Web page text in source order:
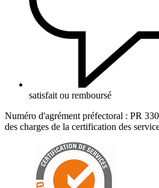
satisfait ou remboursé
Numéro d'agrément préfectoral : PR
des charges de la certification des